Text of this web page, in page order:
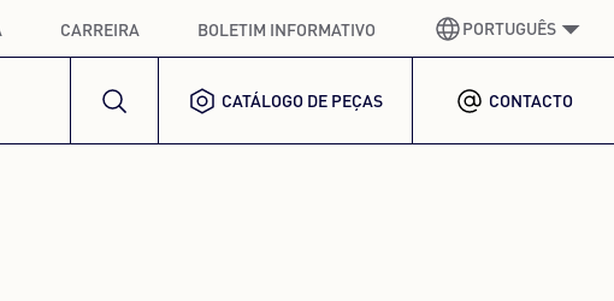
CARREIRA BOLETIM INFORMATIVO PORTUGUÊS
ALEMÃO GERMAN
CATÁLOGO DE PEÇAS CONTACTO